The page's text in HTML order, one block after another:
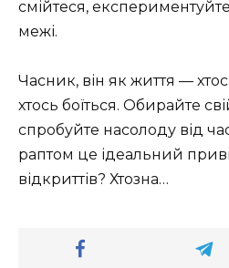
смійтеся,
межі.
Часник, він як життя —
хтось боїться. Обирайте
спробуйте насолоду від
раптом це ідеальний
відкриттів? Хтозна…